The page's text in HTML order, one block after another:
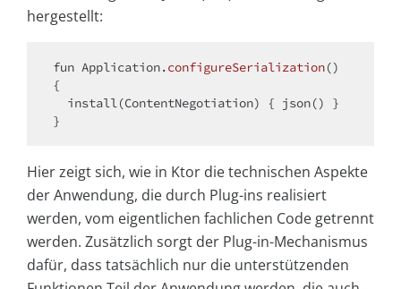
hergestellt:
fun Application.configureSerialization()
{
Hier zeigt sich, wie in Ktor die technischen Aspekte
der Anwendung, die durch Plug-ins realisiert
werden, vom eigentlichen fachlichen Code getrennt
werden. Zusätzlich sorgt der Plug-in-Mechanismus
dafür, dass tatsächlich nur die unterstützenden